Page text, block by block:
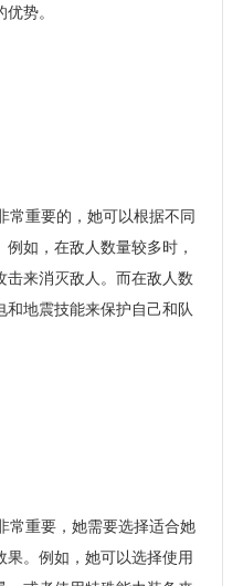
势。
重要的，她可以根据不同
如，在敌人数量较多时，
击来消灭敌人。而在敌人数
地震技能来保护自己和队
重要，她需要选择适合她
果。例如，她可以选择使用